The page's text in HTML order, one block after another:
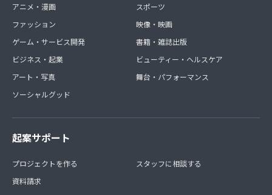
アニメ・漫画
ファッション
ゲーム・サービス開発
ビジネス・起業
アート・写真
ソーシャルグッド
スポーツ
映像・映画
書籍・雑誌出版
ビューティー・ヘルスケア
舞台・パフォーマンス
起案サポート
プロジェクトを作る
資料請求
スタッフに相談する